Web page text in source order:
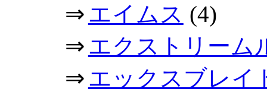
⇒ エイムス (4)
⇒ エクストリーム
⇒ エックスブレイ